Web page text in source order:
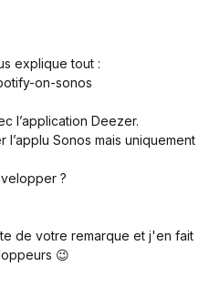
explique tout :
on-sonos
l’application Deezer.
Sonos mais uniquement
?
de votre remarque et j'en fait
😉